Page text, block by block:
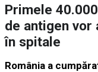
Primele
de antigen vor
în spitale
România a